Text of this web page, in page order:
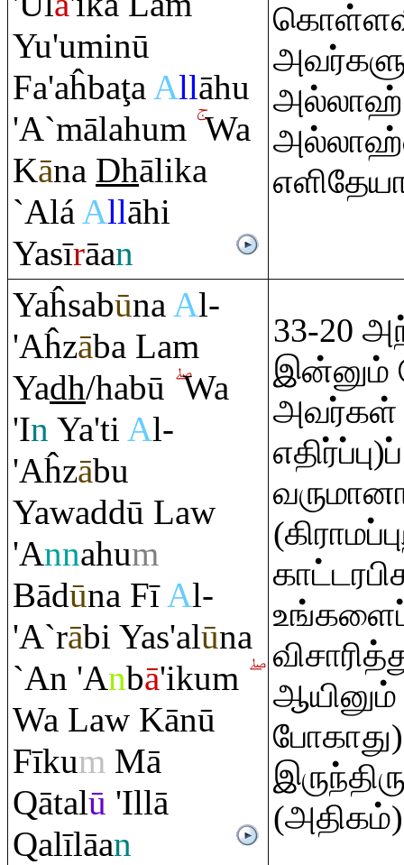
Yu'uminū
Fa'aĥbaţaAllāhu
'A`mālahum Wa
Kāna Dhālika
`AláAllāhi
Yasīrāan
அல்லாஹ்
YaĥsabūnaAl-
'Aĥzāba Lam
Yadh/habū Wa
'In Ya'ti Al-
'Aĥzābu
Yawaddū Law
'Annahum
Bādūna FīAl-
'A`rābi Yas'alūna
`An 'Anbā'ikum
Wa Law Kānū
Fīkum Mā
Qātalū 'Illā
Qalīlāan
33-20
இன்னும்
அவர்கள்